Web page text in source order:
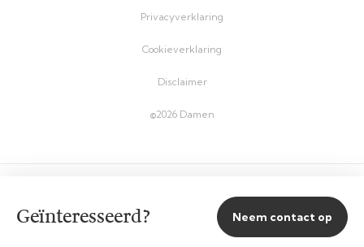
Geïnteresseerd? Neem contact op
©2026 Damen
Privacyverklaring
Cookieverklaring
Disclaimer